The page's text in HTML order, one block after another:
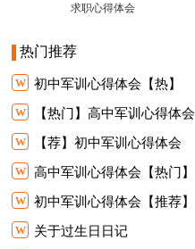
求职心得体会
热门推荐
w 初中军训心得体会【热】
w 【热门】高中军训心得体会
w 【荐】初中军训心得体会
w 高中军训心得体会【热门】
w 初中军训心得体会【推荐】
w 关于过生日日记